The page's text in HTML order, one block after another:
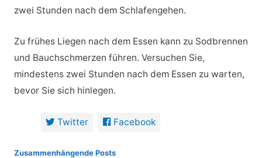
zwei Stunden nach dem Schlafengehen.
Zu frühes Liegen nach dem Essen kann zu Sodbrennen
und Bauchschmerzen führen. Versuchen Sie,
mindestens zwei Stunden nach dem Essen zu warten,
bevor Sie sich hinlegen.
Twitter Facebook
Zusammenhängende Posts